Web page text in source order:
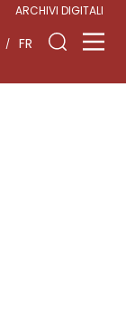
ARCHIVI DIGITALI
FR